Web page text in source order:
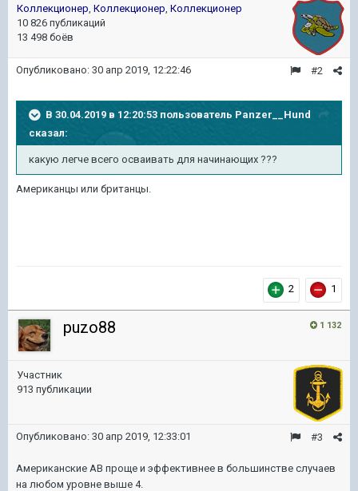
Коллекционер, Коллекционер, Коллекционер
10 826 публикаций
13 498 боёв
#2
Опубликовано: 30 апр 2019, 12:22:46
В 30.04.2019 в 12:20:53 пользователь Panzer__Hund
сказал:
какую легче всего осваивать для начинающих ???
Американцы или британцы.
2 1
1 132
puzo88
Участник
913 публикации
#3
Опубликовано: 30 апр 2019, 12:33:01
Американские АВ проще и эффективнее в большинстве случаев
на любом уровне выше 4.